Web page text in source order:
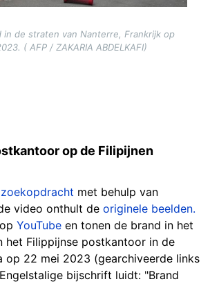
in de straten van Nanterre, Frankrijk op
( AFP / ZAKARIA ABDELKAFI)
op de Filipijnen
met behulp van
video onthult de originele beelden.
YouTube en tonen de brand in het
het Filippijnse postkantoor in de
op 22 mei 2023 (gearchiveerde links
bijschrift luidt: "Brand